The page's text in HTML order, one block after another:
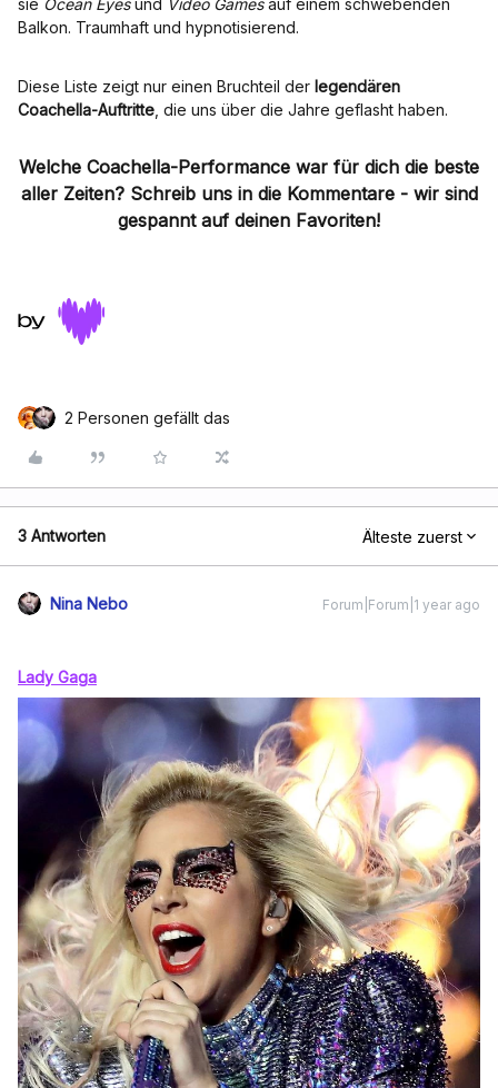
sie Ocean Eyesund Video Gamesauf einem schwebenden
Balkon. Traumhaft und hypnotisierend.
Diese Liste zeigt nur einen Bruchteil der legendären
Coachella-Auftritte , die uns über die Jahre geflasht haben.
Welche Coachella-Performance war für dich die beste
aller Zeiten? Schreib uns in die Kommentare - wir sind
gespannt auf deinen Favoriten!
2 Personen gefällt das
3 Antworten Älteste zuerst
Nina Nebo Forum|Forum|1 year ago
Lady Gaga